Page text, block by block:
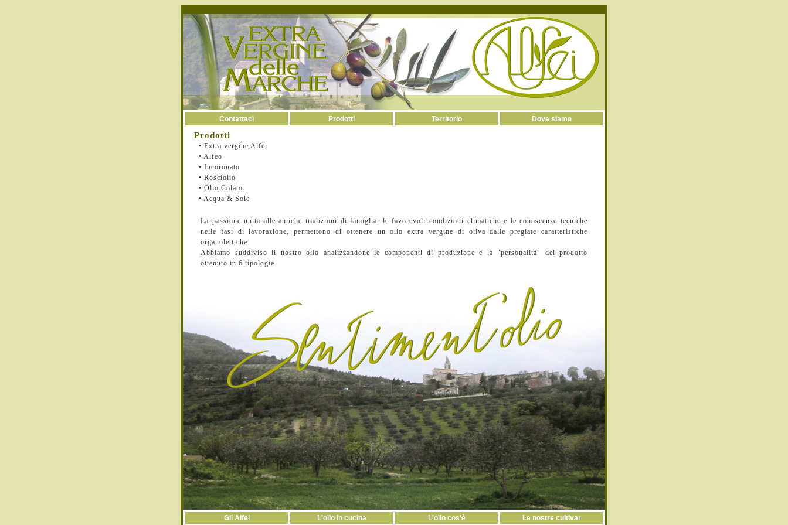
Contattaci Prodotti Territorio Dove siamo
Prodotti
• Extra vergine Alfei
• Alfeo
• Incoronato
• Rosciolio
• Olio Colato
• Acqua & Sole
La passione unita alle antiche tradizioni di famiglia, le favorevoli condizioni climatiche e le conoscenze tecniche
nelle fasi di lavorazione, permettono di ottenere un olio extra vergine di oliva dalle pregiate caratteristiche
organolettiche.
Abbiamo suddiviso il nostro olio analizzandone le componenti di produzione e la "personalità" del prodotto
ottenuto in 6 tipologie
Gli Alfei L'olio in cucina L'olio cos'è Le nostre cultivar